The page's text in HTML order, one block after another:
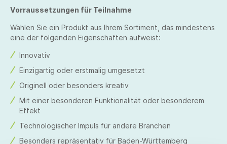
Vorraussetzungen für Teilnahme
Wählen Sie ein Produkt aus Ihrem Sortiment, das mindestens
eine der folgenden Eigenschaften aufweist:
Innovativ
Einzigartig oder erstmalig umgesetzt
Originell oder besonders kreativ
Mit einer besonderen Funktionalität oder besonderem
Effekt
Technologischer Impuls für andere Branchen
Besonders repräsentativ für Baden-Württemberg